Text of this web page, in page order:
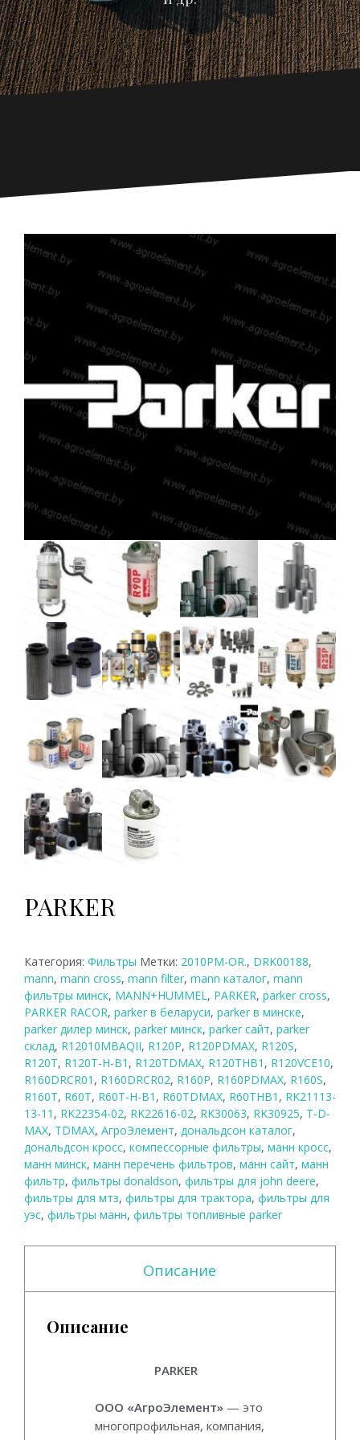
PARKER
Категория: Фильтры Метки: 2010PM-OR., DRK00188,
mann, mann cross, mann filter, mann каталог, mann
фильтры минск, MANN+HUMMEL , PARKER, parker cross,
PARKER RACOR, parker в беларуси, parker в минске,
parker дилер минск, parker минск, parker сайт, parker
склад, R12010MBAQII, R120P, R120PDMAX, R120S,
R120T, R120T-H-B1 , R120TDMAX, R120THB1 , R120VCE10,
R160DRCR01 , R160DRCR02, R160P, R160PDMAX, R160S,
R160T, R60T, R60T-H-B1 , R60TDMAX, R60THB1 , RK21113-
13-11 , RK22354-02, RK22616-02, RK30063, RK30925, T-D-
MAX, TDMAX, АгроЭлемент, дональдсон каталог,
дональдсон кросс, компессорные фильтры, манн кросс,
манн минск, манн перечень фильтров, манн сайт, манн
фильтр, фильтры donaldson, фильтры для john deere,
фильтры для мтз, фильтры для трактора, фильтры для
уэс, фильтры манн, фильтры топливные parker
Описание
Описание
PARKER
ООО «АгроЭлемент» — это
многопрофильная, компания,